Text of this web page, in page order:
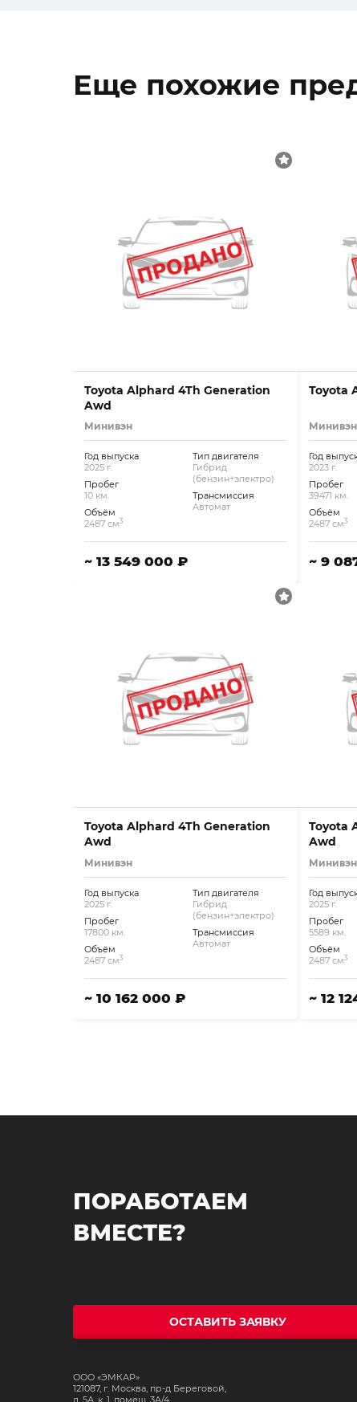
Еще похожие
Toyota Alphard 4Th Generation
Awd
Минивэн
Год выпуска
2025 г.
Пробег
10 км.
Объём
2487 см3
Тип двигателя
Гибрид
(бензин+электро)
Трансмиссия
Автомат
~ 13 549 000 ₽
Toyota
Минивэн
Год
2023 г.
Пробег
39471 км.
Объём
2487 см3
~ 9
Toyota Alphard 4Th Generation
Awd
Минивэн
Год выпуска
2025 г.
Пробег
17800 км.
Объём
2487 см3
Тип двигателя
Гибрид
(бензин+электро)
Трансмиссия
Автомат
~ 10 162 000 ₽
Toyota
Awd
Минивэн
Год
2025 г.
Пробег
5589 км.
Объём
2487 см3
~ 12
ПОРАБОТАЕМ
ВМЕСТЕ?
ОСТАВИТЬ ЗАЯВКУ
ООО «ЭМКАР»
121087, г. Москва, пр-д Береговой,
д. 5А, к. 1, помещ. 3А/4